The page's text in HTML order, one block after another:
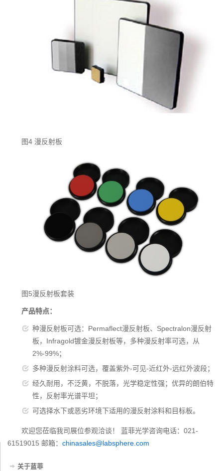
图4 漫反射板
图5漫反射板套装
产品特点：
种漫反射板可选：Permaflect漫反射板、Spectralon漫反射
板，Infragold镀金漫反射板等，多种漫反射率可选，从
2%-99%；
多种漫反射涂料可选，覆盖紫外-可见-近红外-远红外波段；
经久耐用，不泛黄，不脱落，光学稳定性强；优异的朗伯特
性，反射率光谱平坦；
可选择水下或恶劣环境下适用的漫反射涂料和目标板。
欢迎您莅临我司展位参观洽谈！ 蓝菲光学咨询电话：021-
61519015 邮箱： chinasales@labsphere.com
关于蓝菲